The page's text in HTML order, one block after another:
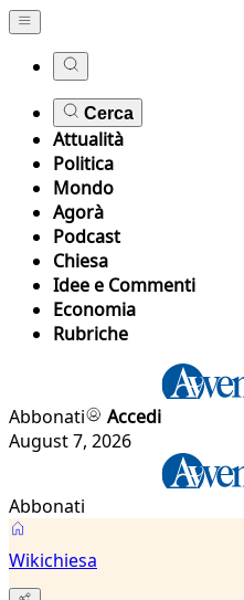
Cerca
Attualità
Politica
Mondo
Agorà
Podcast
Chiesa
Idee e Commenti
Economia
Rubriche
Abbonati
Accedi
August 7, 2026
Abbonati
Wikichiesa